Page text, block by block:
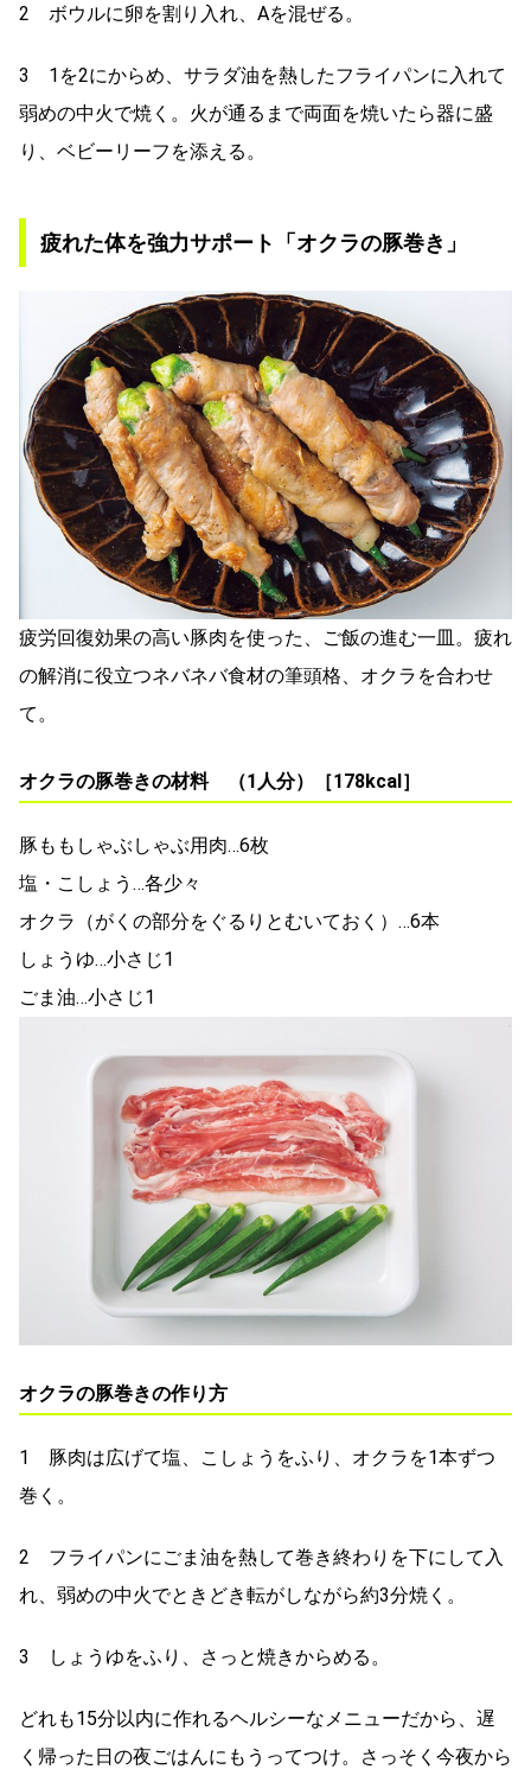
2 ボウルに卵を割り入れ、Aを混ぜる。
3 1を2にからめ、サラダ油を熱したフライパンに入れて
弱めの中火で焼く。火が通るまで両面を焼いたら器に盛
り、ベビーリーフを添える。
疲れた体を強力サポート「オクラの豚巻き」
疲労回復効果の高い豚肉を使った、ご飯の進む一皿。疲れ
の解消に役立つネバネバ食材の筆頭格、オクラを合わせ
て。
オクラの豚巻きの材料 （1人分）［178kcal］
豚ももしゃぶしゃぶ用肉…6枚
塩・こしょう…各少々
オクラ（がくの部分をぐるりとむいておく）…6本
しょうゆ…小さじ1
ごま油…小さじ1
オクラの豚巻きの作り方
1 豚肉は広げて塩、こしょうをふり、オクラを1本ずつ
巻く。
2 フライパンにごま油を熱して巻き終わりを下にして入
れ、弱めの中火でときどき転がしながら約3分焼く。
3 しょうゆをふり、さっと焼きからめる。
どれも15分以内に作れるヘルシーなメニューだから、遅
く帰った日の夜ごはんにもうってつけ。さっそく今夜から